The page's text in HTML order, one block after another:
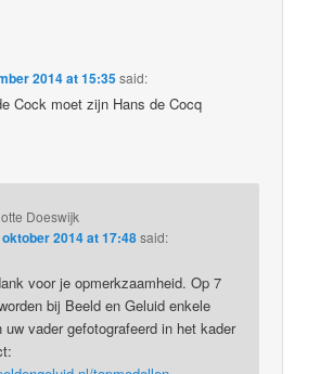
2014 at 15:35said:
Cock moet zijn Hans de Cocq
Doeswijk
2014 at 17:48said:
voor je opmerkzaamheid. Op 7
bij Beeld en Geluid enkele
uw vader gefotografeerd in het kader